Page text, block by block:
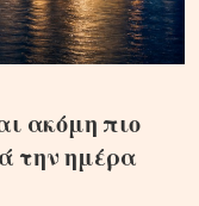
ακόμη πιο
την ημέρα